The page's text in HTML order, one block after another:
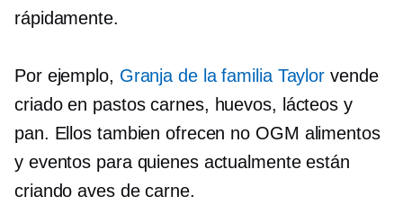
rápidamente.
Por ejemplo, Granja de la familia Taylor vende
criado en pastoscarnes, huevos, lácteos y
pan. Ellos tambien ofrecen no OGM alimentos
y eventos para quienes actualmente están
criando aves de carne.